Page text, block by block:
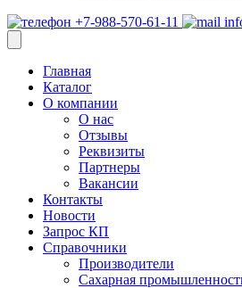
+7-988-570-61-11
Главная
Каталог
О компании
О нас
Отзывы
Реквизиты
Партнеры
Вакансии
Контакты
Новости
Запрос КП
Справочники
Производители
Сахарная